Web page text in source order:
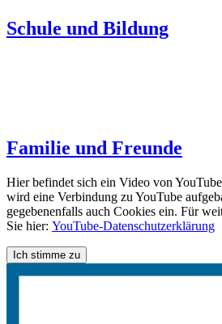
Schule und Bildung
Familie und Freunde
Hier befindet sich ein Video von
wird eine Verbindung zu YouTube
gegebenenfalls auch Cookies ein. Für
Sie hier: YouTube-Datenschutzerklärung
Ich stimme zu